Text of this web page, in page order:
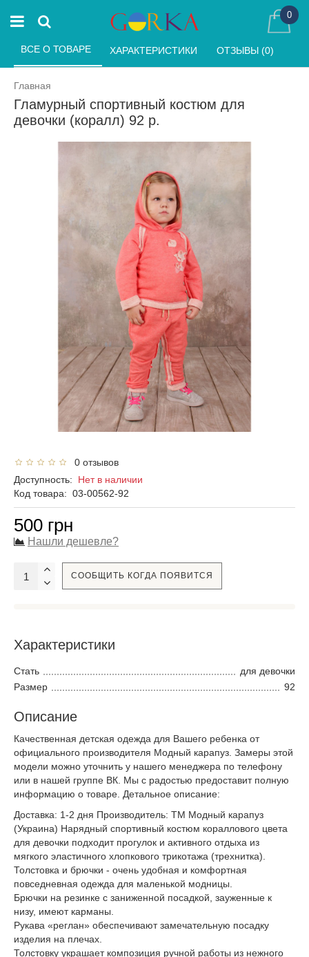
0
Главная
Гламурный спортивный костюм для
девочки (коралл) 92 р.
ВСЕ О ТОВАРЕ ХАРАКТЕРИСТИКИ ОТЗЫВЫ (0)
0 отзывов
Доступность: Нет в наличии
Код товара: 03-00562-92
500 грн
Нашли дешевле?
СООБЩИТЬ КОГДА ПОЯВИТСЯ
Характеристики
Стать
для девочки
Размер
92
Описание
Качественная детская одежда для Вашего ребенка от
официального производителя Модный карапуз. Замеры этой
модели можно уточнить у нашего менеджера по телефону
или в нашей группе ВК. Мы с радостью предоставит полную
информацию о товаре. Детальное описание:
Доставка: 1-2 дня Производитель: ТМ Модный карапуз
(Украина) Нарядный спортивный костюм кораллового цвета
для девочки подходит прогулок и активного отдыха из
мягкого эластичного хлопкового трикотажа (трехнитка).
Толстовка и брючки - очень удобная и комфортная
повседневная одежда для маленькой модницы.
Брючки на резинке с заниженной посадкой, зауженные к
низу, имеют карманы.
Рукава «реглан» обеспечивают замечательную посадку
изделия на плечах.
Толстовку украшает композиция ручной работы из нежного